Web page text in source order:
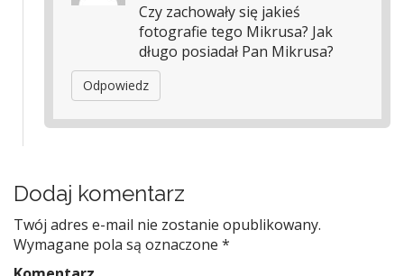
Czy zachowały się jakieś
fotografie tego Mikrusa? Jak
długo posiadał Pan Mikrusa?
Odpowiedz
Dodaj komentarz
Twój adres e-mail nie zostanie opublikowany.
Wymagane pola są oznaczone *